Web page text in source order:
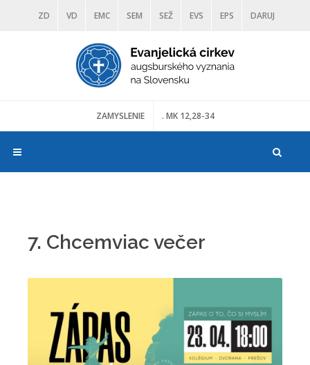
ZD VD EMC SEM SEŽ EVS EPS DARUJ
DIAKONIA ŠKOLY TRANOSCIUS
ZAMYSLENIE . MK 12,28-34
7. Chcemviac večer